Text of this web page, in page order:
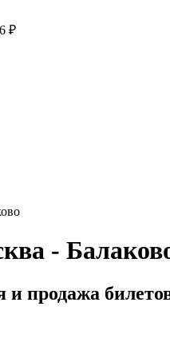
₽
-
продажа